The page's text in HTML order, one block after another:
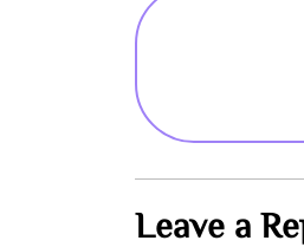
Leave a